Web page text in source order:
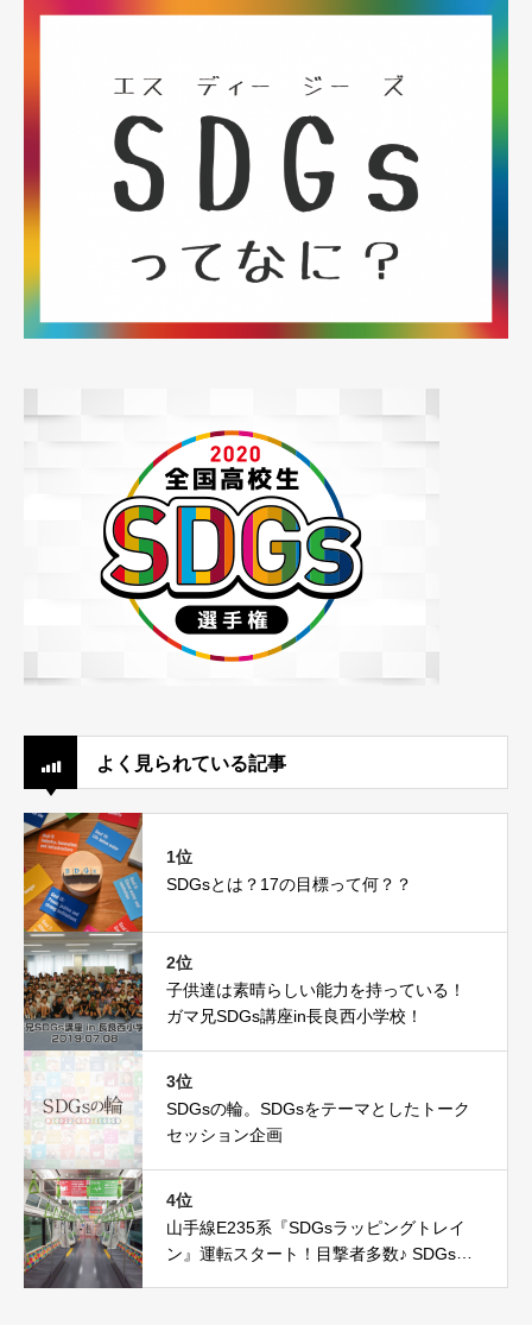
よく見られている記事
1位
SDGsとは？17の目標って何？？
2位
子供達は素晴らしい能力を持っている！
ガマ兄SDGs講座in長良西小学校！
3位
SDGsの輪。SDGsをテーマとしたトーク
セッション企画
4位
山手線E235系『SDGsラッピングトレイ
ン』運転スタート！目撃者多数♪ SDGs達